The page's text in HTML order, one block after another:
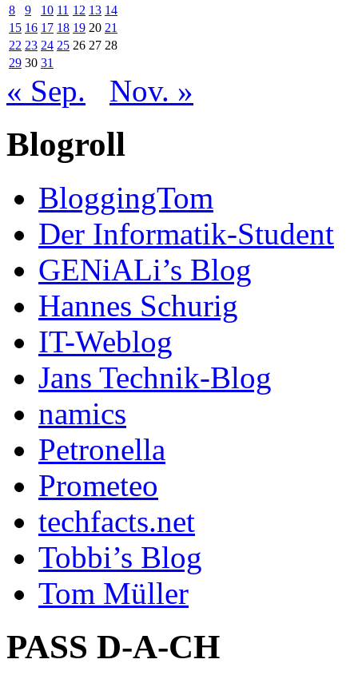
8
9 10 11 12 13 14
15 16 17 18 19 20 21
22 23 24 25 26 27 28
29 30 31
« Sep. Nov. »
Blogroll
BloggingTom
Der Informatik-Student
GENiALi’s Blog
Hannes Schurig
IT-Weblog
Jans Technik-Blog
namics
Petronella
Prometeo
techfacts.net
Tobbi’s Blog
Tom Müller
PASS D-A-CH